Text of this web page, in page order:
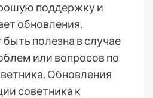
поддержку и
обновления.
полезна в случае
или вопросов по
Обновления
советника к